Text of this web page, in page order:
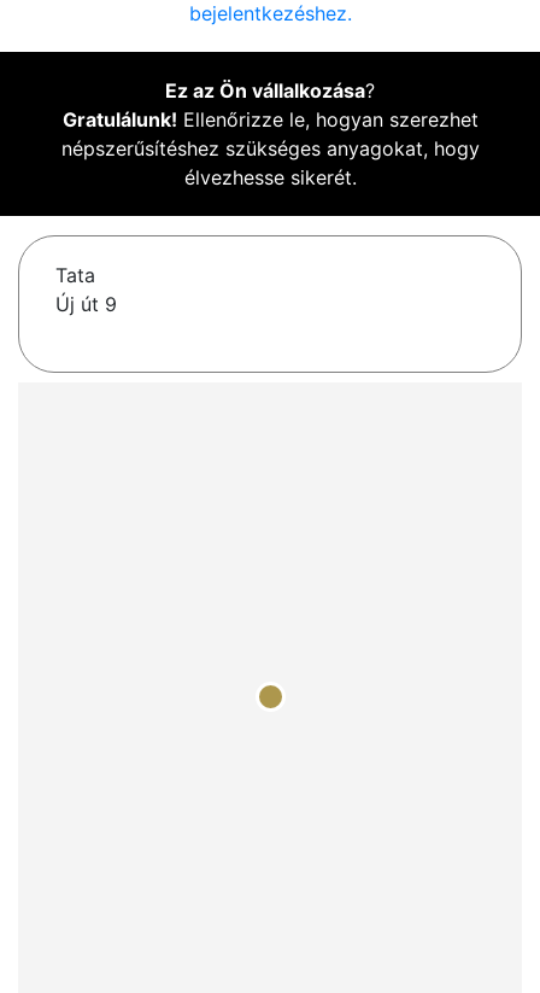
bejelentkezéshez.
Ez az Ön vállalkozása?
Gratulálunk! Ellenőrizze le, hogyan szerezhet
népszerűsítéshez szükséges anyagokat, hogy
élvezhesse sikerét.
Tata
Új út 9